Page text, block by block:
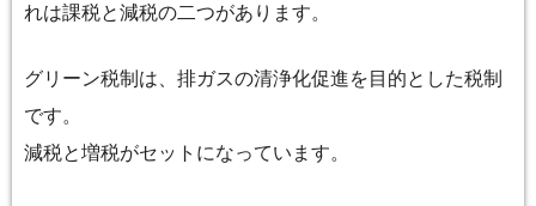
れは課税と減税の二つがあります。
グリーン税制は、排ガスの清浄化促進を目的とした税制
です。
減税と増税がセットになっています。